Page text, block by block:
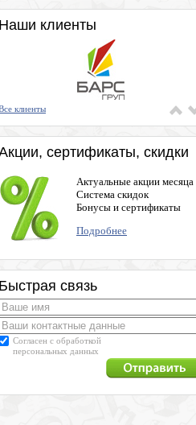
Наши клиенты
клиенты
сертификаты, скидки
Актуальные акции месяца
Система скидок
Бонусы и сертификаты
Подробнее
Быстрая связь